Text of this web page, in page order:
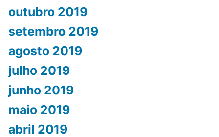
outubro 2019
setembro 2019
agosto 2019
julho 2019
junho 2019
maio 2019
abril 2019